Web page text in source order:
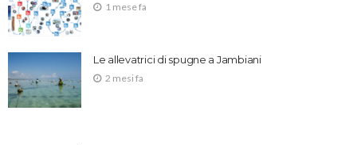
1 mese fa
Le allevatrici di spugne a Jambiani
2 mesi fa